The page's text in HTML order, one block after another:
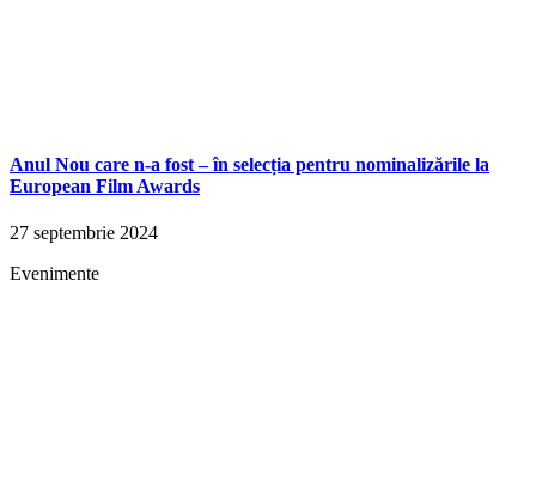
Anul Nou care n-a fost – în selecția pentru nominalizările la
European Film Awards
27 septembrie 2024
Evenimente